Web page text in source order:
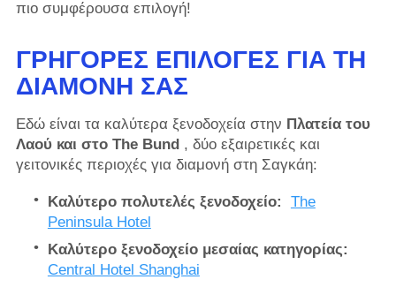
πιο συμφέρουσα επιλογή!
ΓΡΉΓΟΡΕΣ ΕΠΙΛΟΓΈΣ ΓΙΑ ΤΗ
ΔΙΑΜΟΝΉ ΣΑΣ
Εδώ είναι τα καλύτερα ξενοδοχεία στην Πλατεία του
Λαού και στο The Bund, δύο εξαιρετικές και
γειτονικές περιοχές για διαμονή στη Σαγκάη:
Καλύτερο πολυτελές ξενοδοχείο: The
Peninsula Hotel
Καλύτερο ξενοδοχείο μεσαίας κατηγορίας:
Central Hotel Shanghai